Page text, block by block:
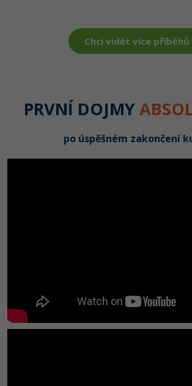
Chci vidět více příběhů
PRVNÍ DOJMY
po úspěšném zakončení